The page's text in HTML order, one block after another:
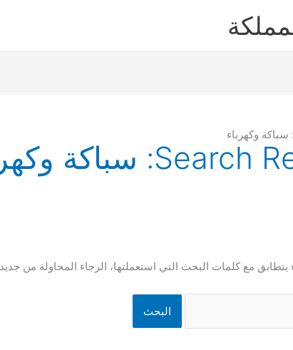
وكهرباء
Search سباكة
مع كلمات البحث التي استعملتها، الرجاء المحاولة من